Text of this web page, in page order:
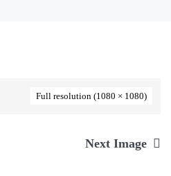
Full resolution (1080 × 1080)
Next Image